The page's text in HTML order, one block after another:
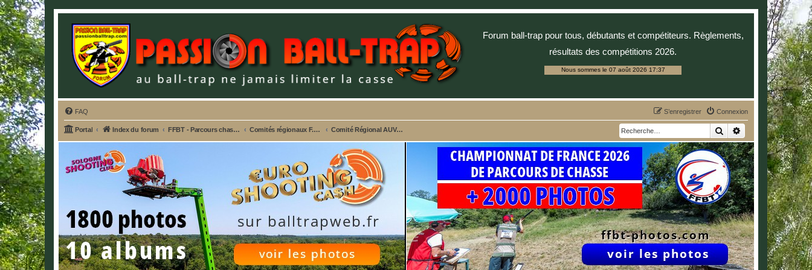
Forum ball-trap pour tous, débutants et compétiteurs. Règlements,
résultats des compétitions 2026.
Nous sommes le 07 août 2026 17:37
FAQ Connexion
S’enregistrer
Portal Index du forum FFBT - Parcours chasse, Compak, English Sporting, FU, DTL, Hélices, Sanglier courant Comités régionaux F.F.B.T. - Championnats et Sites web Comité Régional AUVERGNE RHÔNE ALPES RechercherRecherche avancée